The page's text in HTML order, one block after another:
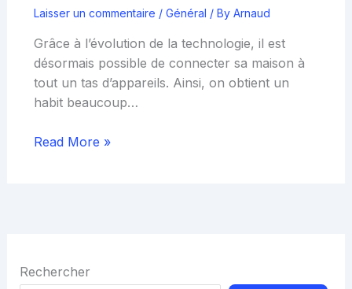
Laisser un commentaire / Général / By Arnaud
Grâce à l’évolution de la technologie, il est
désormais possible de connecter sa maison à
tout un tas d’appareils. Ainsi, on obtient un
habit beaucoup…
Read More »
Rechercher